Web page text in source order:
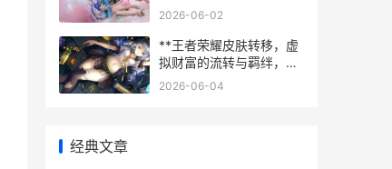
题，排位赛中的双刃剑**
2026-06-02
**王者荣耀皮肤转移，虚
拟财富的流转与羁绊，副
标题，一段数据背后的玩
2026-06-04
经典文章